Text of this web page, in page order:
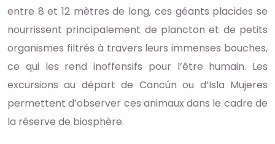
entre 8 et 12 mètres de long, ces géants placides se
nourrissent principalement de plancton et de petits
organismes filtrés à travers leurs immenses bouches,
ce qui les rend inoffensifs pour l’être humain. Les
excursions au départ de Cancún ou d’Isla Mujeres
permettent d’observer ces animaux dans le cadre de
la réserve de biosphère.